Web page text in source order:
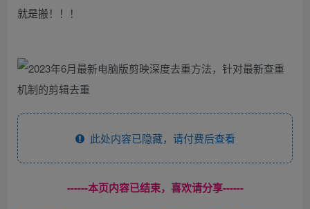
就是搬！！！
此处内容已隐藏，请付费后查看
------本页内容已结束，喜欢请分享------